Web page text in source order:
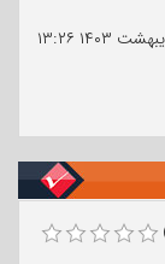
۱۳:۲۶